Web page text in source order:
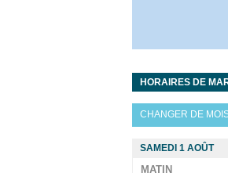
HORAIRES DE
CHANGER DE
SAMEDI 1 AOÛT
MATIN